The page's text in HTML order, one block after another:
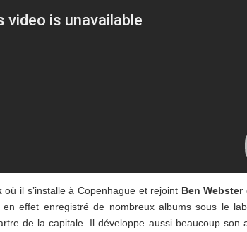
où il s’installe à Copenhague et rejoint Ben Webster
effet enregistré de nombreux albums sous le
de la capitale. Il développe aussi beaucoup son